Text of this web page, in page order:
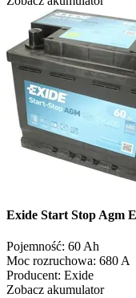
Exide Start Stop Agm
Pojemność: 60 Ah
Moc rozruchowa: 680 A
Producent: Exide
Zobacz akumulator